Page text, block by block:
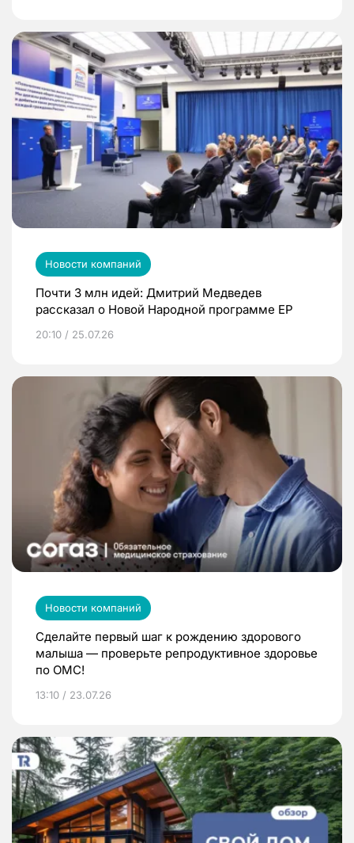
Новости компаний
Почти 3 млн идей: Дмитрий Медведев
рассказал о Новой Народной программе ЕР
20:10 / 25.07.26
Новости компаний
Сделайте первый шаг к рождению здорового
малыша — проверьте репродуктивное здоровье
по ОМС!
13:10 / 23.07.26